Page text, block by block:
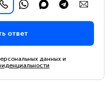
ответ
данных и